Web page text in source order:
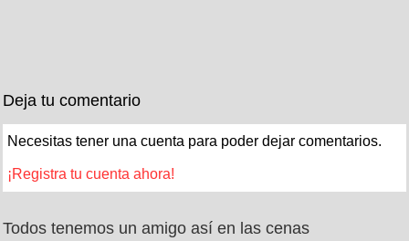
Deja tu comentario
Necesitas tener una cuenta para poder dejar comentarios.
¡Registra tu cuenta ahora!
Todos tenemos un amigo así en las cenas